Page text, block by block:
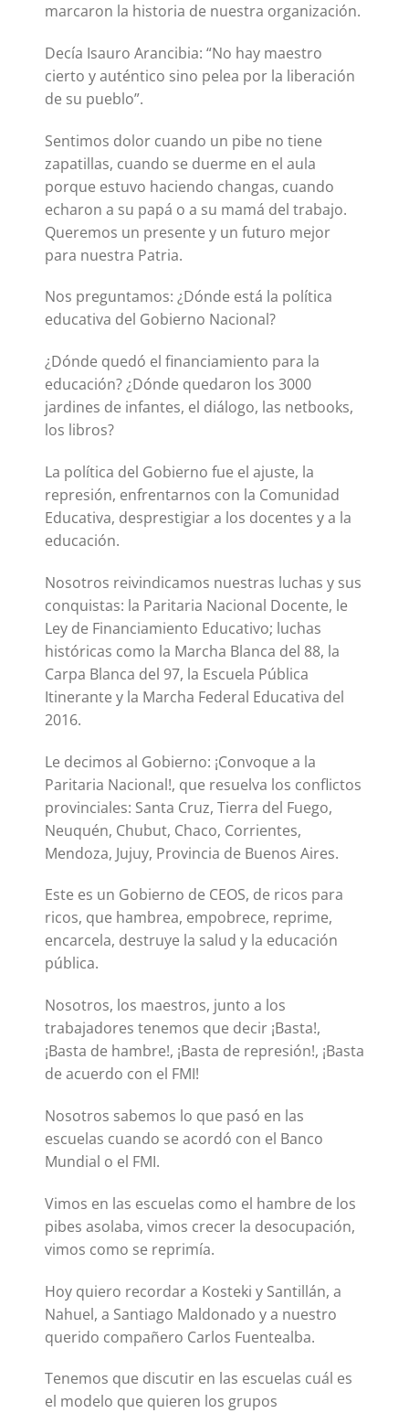
marcaron la historia de nuestra organización.
Decía Isauro Arancibia: “No hay maestro
cierto y auténtico sino pelea por la liberación
de su pueblo”.
Sentimos dolor cuando un pibe no tiene
zapatillas, cuando se duerme en el aula
porque estuvo haciendo changas, cuando
echaron a su papá o a su mamá del trabajo.
Queremos un presente y un futuro mejor
para nuestra Patria.
Nos preguntamos: ¿Dónde está la política
educativa del Gobierno Nacional?
¿Dónde quedó el financiamiento para la
educación? ¿Dónde quedaron los 3000
jardines de infantes, el diálogo, las netbooks,
los libros?
La política del Gobierno fue el ajuste, la
represión, enfrentarnos con la Comunidad
Educativa, desprestigiar a los docentes y a la
educación.
Nosotros reivindicamos nuestras luchas y sus
conquistas: la Paritaria Nacional Docente, le
Ley de Financiamiento Educativo; luchas
históricas como la Marcha Blanca del 88, la
Carpa Blanca del 97, la Escuela Pública
Itinerante y la Marcha Federal Educativa del
2016.
Le decimos al Gobierno: ¡Convoque a la
Paritaria Nacional!, que resuelva los conflictos
provinciales: Santa Cruz, Tierra del Fuego,
Neuquén, Chubut, Chaco, Corrientes,
Mendoza, Jujuy, Provincia de Buenos Aires.
Este es un Gobierno de CEOS, de ricos para
ricos, que hambrea, empobrece, reprime,
encarcela, destruye la salud y la educación
pública.
Nosotros, los maestros, junto a los
trabajadores tenemos que decir ¡Basta!,
¡Basta de hambre!, ¡Basta de represión!, ¡Basta
de acuerdo con el FMI!
Nosotros sabemos lo que pasó en las
escuelas cuando se acordó con el Banco
Mundial o el FMI.
Vimos en las escuelas como el hambre de los
pibes asolaba, vimos crecer la desocupación,
vimos como se reprimía.
Hoy quiero recordar a Kosteki y Santillán, a
Nahuel, a Santiago Maldonado y a nuestro
querido compañero Carlos Fuentealba.
Tenemos que discutir en las escuelas cuál es
el modelo que quieren los grupos